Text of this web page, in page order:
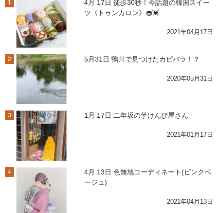
1
4月 17日 徒歩30秒！今話題の韓国スイー
ツ《トゥンカロン》🧁💓
2021年04月17日
2 5月31日 鴨川で見つけたカピバラ！？
2020年05月31日
3 1月 17日 二年坂の芋けんぴ屋さん
2021年01月17日
4
4月 13日 色無地コーディネート(ピンクベ
ージュ)
2021年04月13日